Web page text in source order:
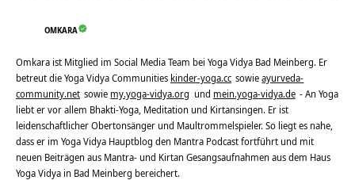
OMKARA
Omkara ist Mitglied im Social Media Team bei Yoga Vidya Bad Meinberg. Er
betreut die Yoga Vidya Communities kinder-yoga.cc sowieayurveda-
community.net sowie my.yoga-vidya.org und mein.yoga-vidya.de - An Yoga
liebt er vor allem Bhakti-Yoga, Meditation und Kirtansingen. Er ist
leidenschaftlicher Obertonsänger und Maultrommelspieler. So liegt es nahe,
dass er im Yoga Vidya Hauptblog den Mantra Podcast fortführt und mit
neuen Beiträgen aus Mantra- und Kirtan Gesangsaufnahmen aus dem Haus
Yoga Vidya in Bad Meinberg bereichert.